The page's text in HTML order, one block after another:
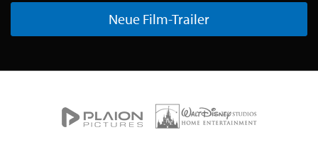
Neue Film-Trailer